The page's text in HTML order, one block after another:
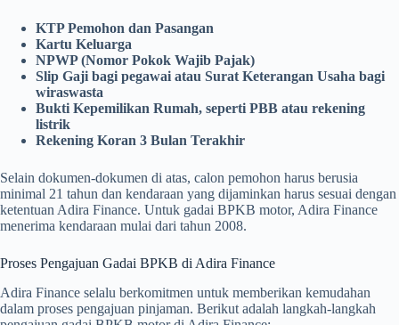
KTP Pemohon dan Pasangan
Kartu Keluarga
NPWP (Nomor Pokok Wajib Pajak)
Slip Gaji bagi pegawai atau Surat Keterangan Usaha bagi
wiraswasta
Bukti Kepemilikan Rumah, seperti PBB atau rekening
listrik
Rekening Koran 3 Bulan Terakhir
Selain dokumen-dokumen di atas, calon pemohon harus berusia
minimal 21 tahun dan kendaraan yang dijaminkan harus sesuai dengan
ketentuan Adira Finance. Untuk gadai BPKB motor, Adira Finance
menerima kendaraan mulai dari tahun 2008.
Proses Pengajuan Gadai BPKB di Adira Finance
Adira Finance selalu berkomitmen untuk memberikan kemudahan
dalam proses pengajuan pinjaman. Berikut adalah langkah-langkah